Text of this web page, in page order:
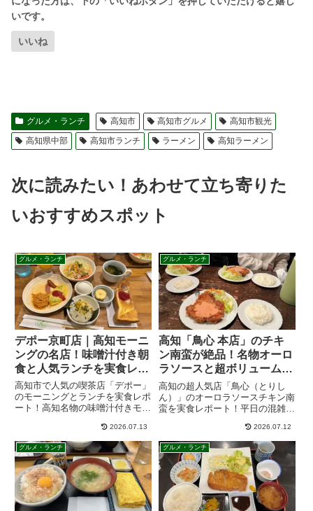
いいね
グルメ・ランチ 高知市 高知市グルメ
高知市観光
高知県中部
高知市ランチ ラーメン 高知ラーメン
次に読みたい！あわせて立ち寄りた
いおすすめスポット
グルメ・ランチ
デポー京町店｜高知モーニ
ングの名店！味噌汁付き朝
食と人気ランチを実食レビ
ュー
高知市で人気の喫茶店「デポー」
のモーニングとランチを実食レポ
ート！高知名物の味噌汁付きモー
のオムライスランチ、京町店への
アクセス・営業時間を詳しく紹介
します。観光客にも地元の方にも
おすすめのグルメ情報です。
2026.07.13
グルメ・ランチ
高知「鳥心 本店」のチキ
ン南蛮が絶品！名物オーロ
ラソースと超ボリューム定
食を実食レポ
高知の超人気店「鳥心（とりし
ん）」のオーロラソースチキン南
蛮を実食レポート！平日の混雑状
パネルシステム、ライス（小でも
満腹）のサイズ選びの注意点を徹
底解説。行列を回避できる大人気
のテイクアウト（お弁当）の電話
予約番号やアクセス・駐車場情報
も網羅。ガッツリ食べたい方必見
です！
2026.07.12
グルメ・ランチ グルメ・ランチ